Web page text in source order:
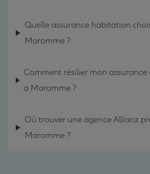
Quelle assurance habitation
Maromme ?
Comment résilier mon
à Maromme ?
Où trouver une agence Allianz
Maromme ?